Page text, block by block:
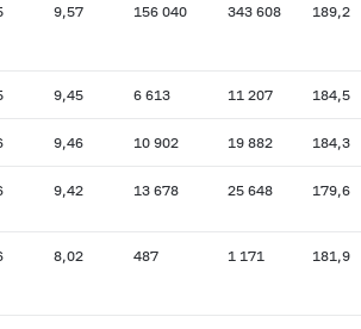
9,57 156 040 343 608 189,2
9,45 6 613 11 207 184,5
9,46 10 902 19 882 184,3
9,42 13 678 25 648 179,6
8,02 487 1 171 181,9